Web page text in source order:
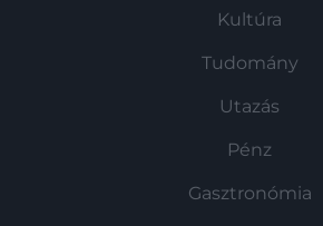
Kultúra
Tudomány
Utazás
Pénz
Gasztronómia